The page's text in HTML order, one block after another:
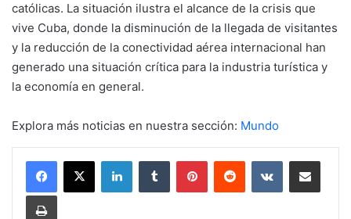
católicas. La situación ilustra el alcance de la crisis que
vive Cuba, donde la disminución de la llegada de visitantes
y la reducción de la conectividad aérea internacional han
generado una situación crítica para la industria turística y
la economía en general.
Explora más noticias en nuestra sección: Mundo
LinkedInTumblr PinterestReddit VKontakteCompartir por mail
Imprimir